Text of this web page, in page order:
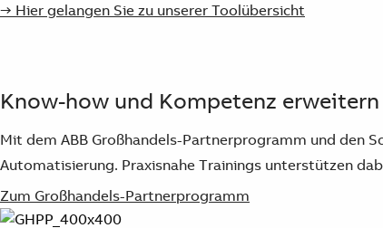
→ Hier gelangen Sie zu unserer Toolübersicht
Know-how und Kompetenz erweitern
Mit dem ABB Großhandels-Partnerprogramm und den
Automatisierung. Praxisnahe Trainings unterstützen
Zum Großhandels-Partnerprogramm